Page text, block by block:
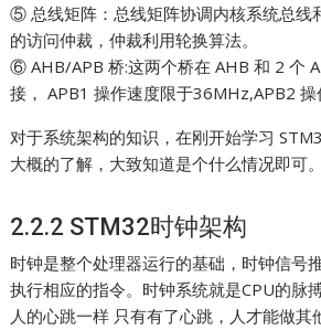
⑤ 总线矩阵：总线矩阵协调内核系统总线
的访问仲裁，仲裁利用轮换算法。
⑥ AHB/APB 桥:这两个桥在 AHB 和 2 个
接， APB1 操作速度限于36MHz,APB2 操
对于系统架构的知识，在刚开始学习
大概的了解，大致知道是个什么情况即可。
2.2.2 STM32时钟架构
时钟是整个处理器运行的基础，时钟信号
执行相应的指令。时钟系统就是CPU的脉
人的心跳一样 只有有了心跳，人才能做其